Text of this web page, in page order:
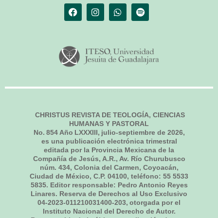
CHRISTUS REVISTA DE TEOLOGÍA, CIENCIAS
HUMANAS Y PASTORAL
No. 854Año LXXXIII, julio-septiembre de 2026,
es una publicación electrónica trimestral
editada por la Provincia Mexicana de la
Compañía de Jesús, A.R., Av. Río Churubusco
núm. 434, Colonia del Carmen, Coyoacán,
Ciudad de México, C.P. 04100, teléfono: 55 5533
5835. Editor responsable: Pedro Antonio Reyes
Linares. Reserva de Derechos al Uso Exclusivo
04-2023-011210031400-203, otorgada por el
Instituto Nacional del Derecho de Autor.